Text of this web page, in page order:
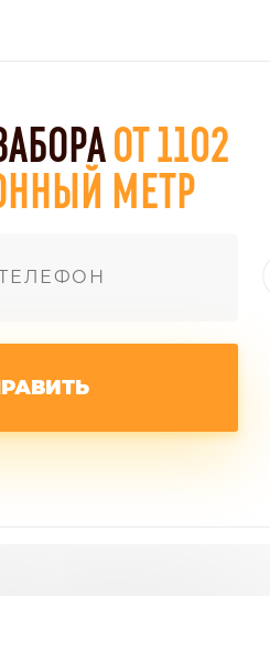
ОТ 1102
МЕТР